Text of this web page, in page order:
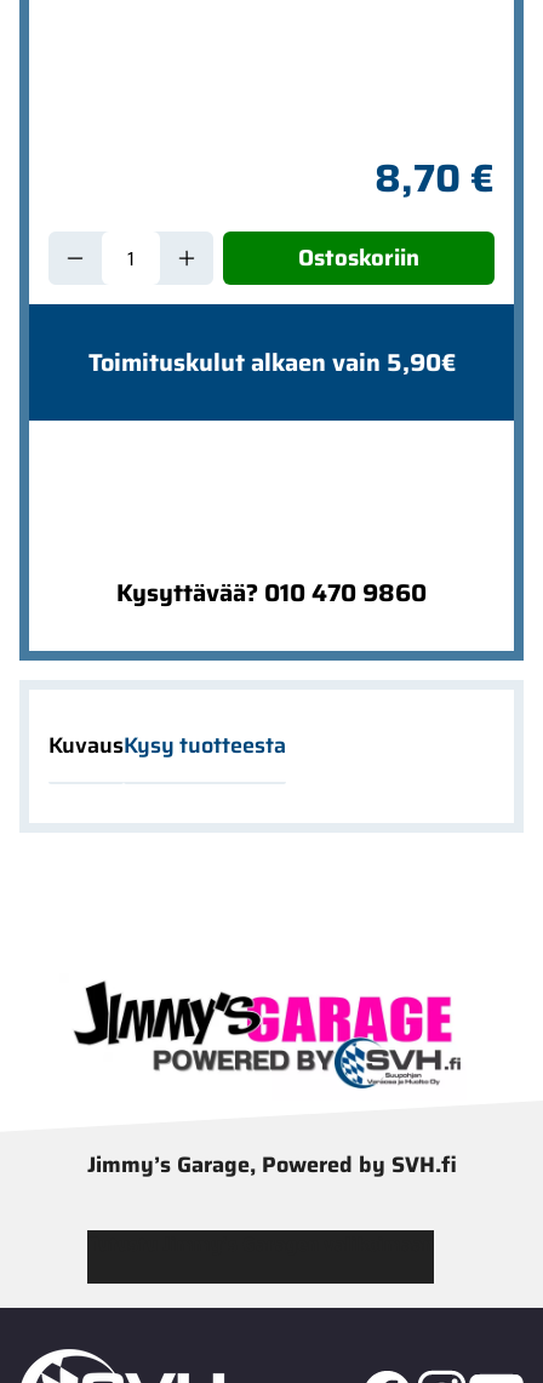
8,70 €
Ostoskoriin
Toimituskulut alkaen vain 5,90€
Kysyttävää? 010 470 9860
KuvausKysy tuotteesta
Jimmy’s Garage, Powered by SVH.fi